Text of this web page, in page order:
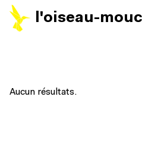
l'oiseau-
FILTRES
Aucun résultats.